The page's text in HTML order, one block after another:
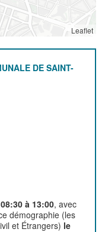
Leaflet
DE SAINT-
à 13:00, avec
démographie (les
et Étrangers) le